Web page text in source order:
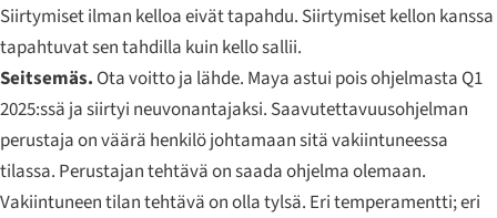
Siirtymiset ilman kelloa eivät tapahdu. Siirtymiset kellon kanssa
tapahtuvat sen tahdilla kuin kello sallii.
Seitsemäs. Ota voitto ja lähde. Maya astui pois ohjelmasta Q1
2025:ssä ja siirtyi neuvonantajaksi. Saavutettavuusohjelman
perustaja on väärä henkilö johtamaan sitä vakiintuneessa
tilassa. Perustajan tehtävä on saada ohjelma olemaan.
Vakiintuneen tilan tehtävä on olla tylsä. Eri temperamentti; eri